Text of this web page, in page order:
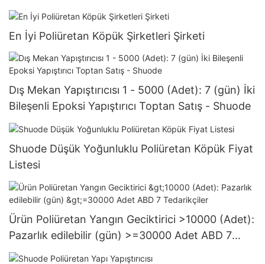
En İyi Poliüretan Köpük Şirketleri Şirketi
Dış Mekan Yapıştırıcısı 1 - 5000 (Adet): 7 (gün) İki
Bileşenli Epoksi Yapıştırıcı Toptan Satış - Shuode
Shuode Düşük Yoğunluklu Poliüretan Köpük Fiyat
Listesi
Ürün Poliüretan Yangın Geciktirici >10000 (Adet):
Pazarlık edilebilir (gün) >=30000 Adet ABD 7
Tedarikçiler